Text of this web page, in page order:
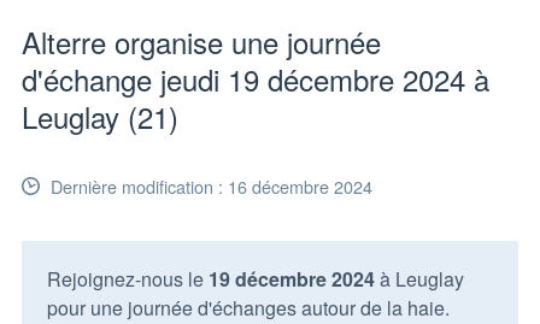
Alterre organise une journée
d'échange jeudi 19 décembre 2024 à
Leuglay (21)
Dernière modification : 16 décembre 2024
Rejoignez-nous le 19 décembre 2024à Leuglay
pour une journée d'échanges autour de la haie.